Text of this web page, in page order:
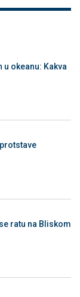
okeanu: Kakva
ratu na Bliskom